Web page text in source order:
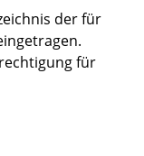
der für
für